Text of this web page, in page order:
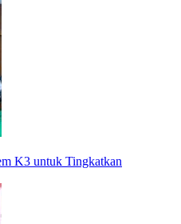
K3 untuk Tingkatkan